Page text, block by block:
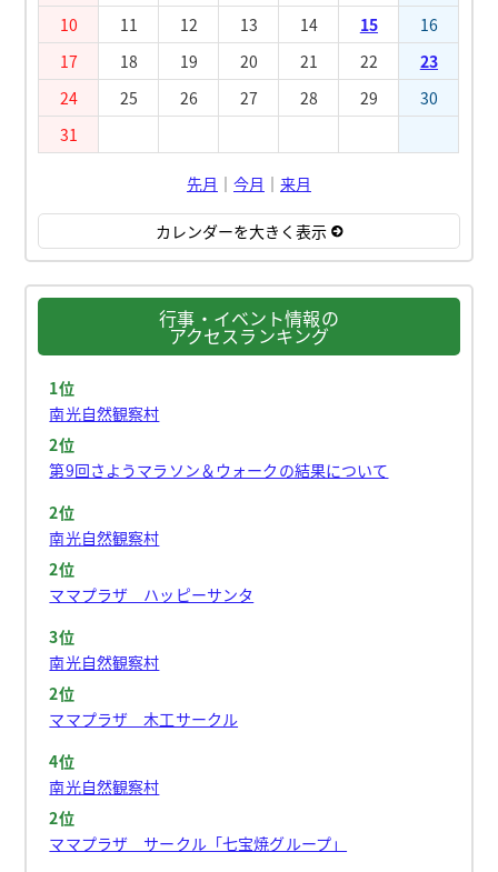
10
11 12 13 14 15
16
17
18 19 20 21 22
23
24
25 26 27 28 29
30
31
先月 ｜ 今月 ｜ 来月
カレンダーを大きく表示
行事・イベント情報の
アクセスランキング
1位
南光自然観察村
2位
第9回さようマラソン＆ウォークの結果について
2位
南光自然観察村
2位
ママプラザ ハッピーサンタ
3位
南光自然観察村
2位
ママプラザ 木工サークル
4位
南光自然観察村
2位
ママプラザ サークル「七宝焼グループ」